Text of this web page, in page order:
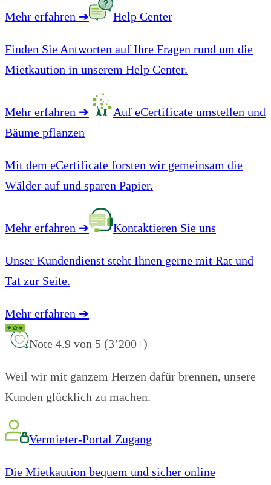
Mehr erfahren ➔ Help Center
Finden Sie Antworten auf Ihre Fragen rund um die
Mietkaution in unserem Help Center.
Mehr erfahren ➔
Auf eCertificate umstellen und
Bäume pflanzen
Mit dem eCertificate forsten wir gemeinsam die
Wälder auf und sparen Papier.
Mehr erfahren ➔ Kontaktieren Sie uns
Unser Kundendienst steht Ihnen gerne mit Rat und
Tat zur Seite.
Mehr erfahren ➔
Note 4.9 von 5 (3’200+)
Weil wir mit ganzem Herzen dafür brennen, unsere
Kunden glücklich zu machen.
Vermieter-Portal Zugang
Die Mietkaution bequem und sicher online